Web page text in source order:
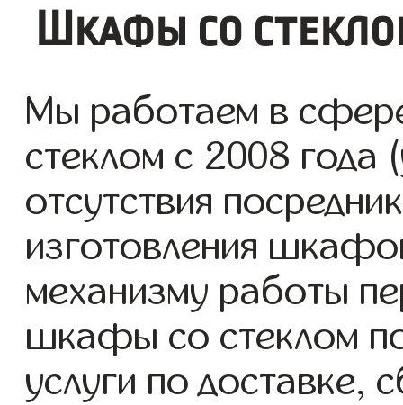
Шкафы со
Мы работаем в
стеклом с 2008 года
отсутствия
изготовления
механизму работы
шкафы со стеклом
услуги по доставке,